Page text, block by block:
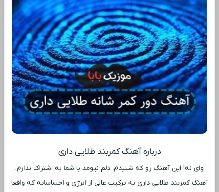
درباره آهنگ کمربند طلایی داری
وای نه! این آهنگ رو که شنیدم، دلم نیومد با شما به اشتراک نذارم.
آهنگ کمربند طلایی داری یه ترکیب عالی از انرژی و احساساته که واقعا